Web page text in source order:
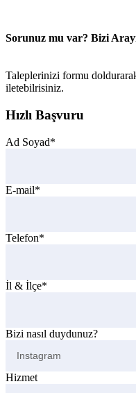
Sorunuz mu var? Bizi
Taleplerinizi formu
iletebilrisiniz.
Hızlı Başvuru
Ad Soyad*
E-mail*
Telefon*
İl & İlçe*
Bizi nasıl duydunuz?
Hizmet